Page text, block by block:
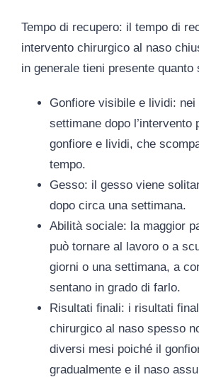
Tempo di recupero: il tempo di
intervento chirurgico al naso
in generale tieni presente quanto
Gonfiore visibile e lividi: nei
settimane dopo l’intervento
gonfiore e lividi, che
tempo.
Gesso: il gesso viene
dopo circa una settimana.
Abilità sociale: la maggior
può tornare al lavoro o a
giorni o una settimana, a
sentano in grado di farlo.
Risultati finali: i risultati
chirurgico al naso spesso
diversi mesi poiché il
gradualmente e il naso